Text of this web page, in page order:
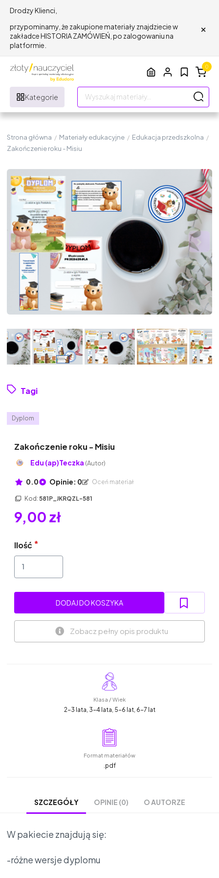
Drodzy Klienci,
przypominamy, że zakupione materiały znajdziecie w
zakładce HISTORIA ZAMÓWIEŃ, po zalogowaniu na
platformie.
×
Kategorie
0
Strona główna / Materiały edukacyjne / Edukacja przedszkolna /
Zakończenie roku - Misiu
Tagi
Dyplom
Zakończenie roku - Misiu
Edu (ap)Teczka (Autor)
0.0 Opinie: 0 Oceń materiał
Kod: 581P_JKRQZL-581
9,00 zł
Ilość
DODAJ DO KOSZYKA
Zobacz pełny opis produktu
Klasa / Wiek
2-3 lata, 3-4 lata, 5-6 lat, 6-7 lat
Format materiałów
.pdf
SZCZEGÓŁY OPINIE (0) O AUTORZE
W pakiecie znajdują się:
-różne wersje dyplomu